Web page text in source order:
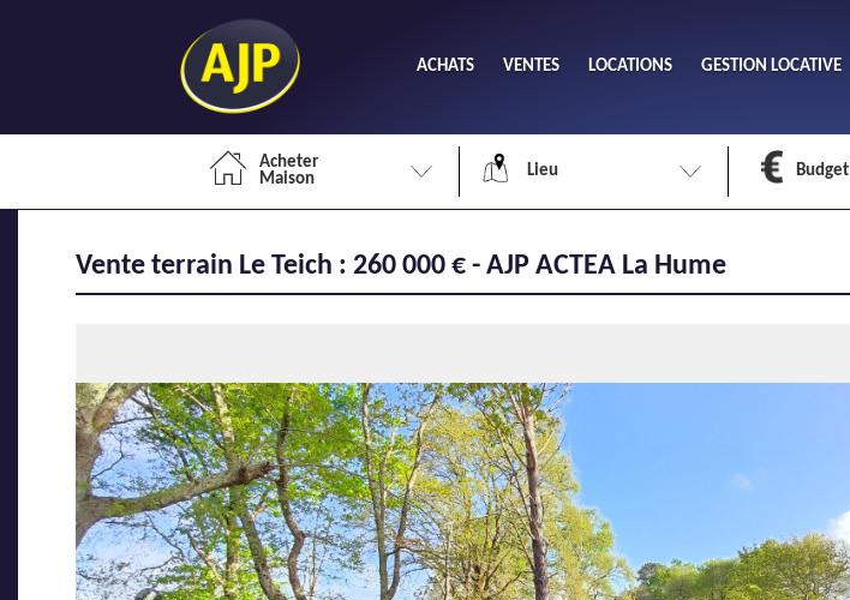
ACHATS VENTES LOCATIONS GESTION LOCATIVE
Acheter
Maison
Lieu Budget
Vente terrain Le Teich : 260 000 € - AJP ACTEA La Hume